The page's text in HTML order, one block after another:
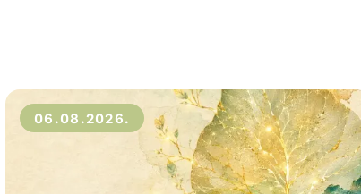
06.08.2026.